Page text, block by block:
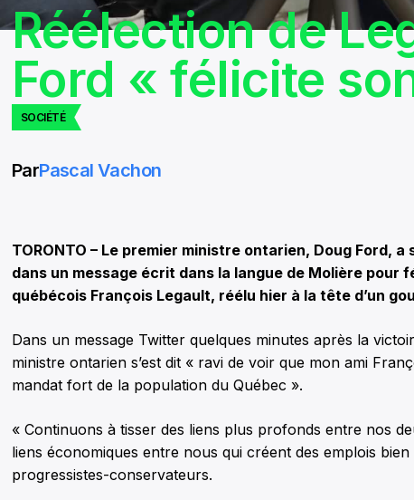
SOCIÉTÉ
Réélection de
Ford « félicite
ParPascal Vachon
TORONTO – Le premier ministre ontarien, Doug Ford,
dans un message écrit dans la langue de Molière pour
québécois François Legault, réélu hier à la tête d’un
Dans un message Twitter quelques minutes après la
ministre ontarien s’est dit « ravi de voir que mon ami
mandat fort de la population du Québec ».
« Continuons à tisser des liens plus profonds entre nos
liens économiques entre nous qui créent des emplois
progressistes-conservateurs.